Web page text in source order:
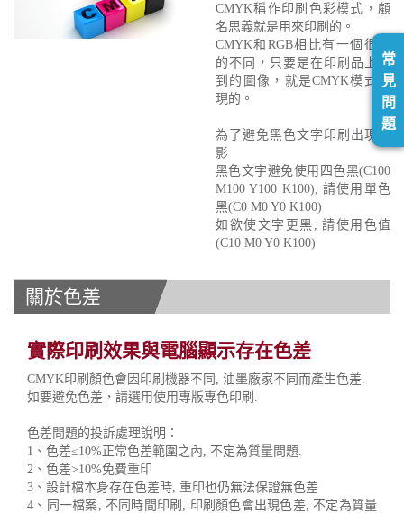
CMYK稱作印刷色彩模式，顧
名思義就是用來印刷的。
CMYK和RGB相比有一個很大
的不同，只要是在印刷品上看
到的圖像，就是CMYK模式表
現的。
為了避免黑色文字印刷出現重
影
黑色文字避免使用四色黑(C100
M100 Y100 K100), 請使用單色
黑(C0 M0 Y0 K100)
如欲使文字更黑, 請使用色值
(C10 M0 Y0 K100)
關於色差
實際印刷效果與電腦顯示存在色差
CMYK印刷顏色會因印刷機器不同, 油墨廠家不同而產生色差.
如要避免色差，請選用使用專版專色印刷.
色差問題的投訴處理說明：
1、色差≤10%正常色差範圍之內, 不定為質量問題.
2、色差>10%免費重印
3、設計檔本身存在色差時, 重印也仍無法保證無色差
4、同一檔案, 不同時間印刷, 印刷顏色會出現色差, 不定為質量
常
見
問
題